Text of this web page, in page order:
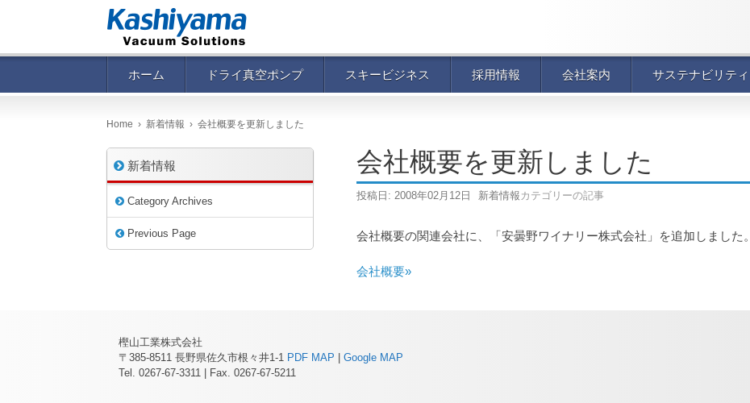
ホーム ドライ真空ポンプ スキービジネス 採用情報 会社案内 サステナビリティ
Home › 新着情報 › 会社概要を更新しました
会社概要を更新しました
投稿日:2008年02月12日 新着情報 カテゴリーの記事
会社概要の関連会社に、「安曇野ワイナリー株式会社」を追加しました。
会社概要»
新着情報
Category Archives
Previous Page
樫山工業株式会社
〒385-8511 長野県佐久市根々井1-1 PDF MAP
Google MAP
Tel. 0267-67-3311 | Fax. 0267-67-5211